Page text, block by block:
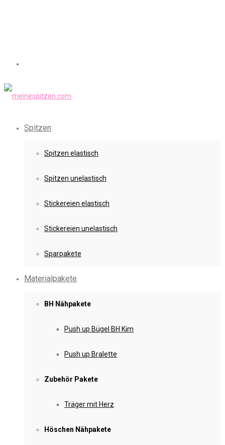
Spitzen
Spitzen elastisch
Spitzen unelastisch
Stickereien elastisch
Stickereien unelastisch
Sparpakete
Materialpakete
BH Nähpakete
Push up Bügel BH Kim
Push up Bralette
Zubehör Pakete
Träger mit Herz
Höschen Nähpakete